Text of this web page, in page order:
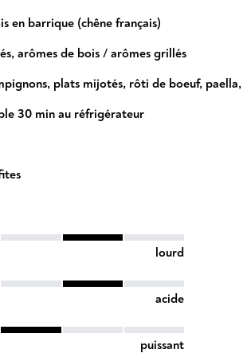
en barrique (chêne français)
, arômes de bois / arômes grillés
, plats mijotés, rôti de boeuf, paella,
30 min au réfrigérateur
lourd
acide
puissant